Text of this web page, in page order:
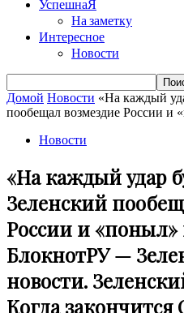
УспешнаЯ
На заметку
Интересное
Новости
Домой Новости «На каждый
пообещал возмездие России и
Новости
«На каждый удар
Зеленский
России и
БлокнотРУ —
новости.
Когда